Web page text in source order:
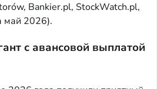
Bankier.pl, StockWatch.pl,
май 2026).
с авансовой выплатой